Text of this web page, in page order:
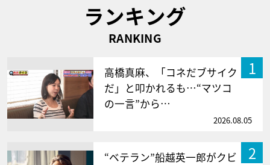
ランキング
RANKING
1
高橋真麻、「コネだブサイク
だ」と叩かれるも…“マツコ
の一言”から…
2026.08.05
2
“ベテラン”船越英一郎がクビ